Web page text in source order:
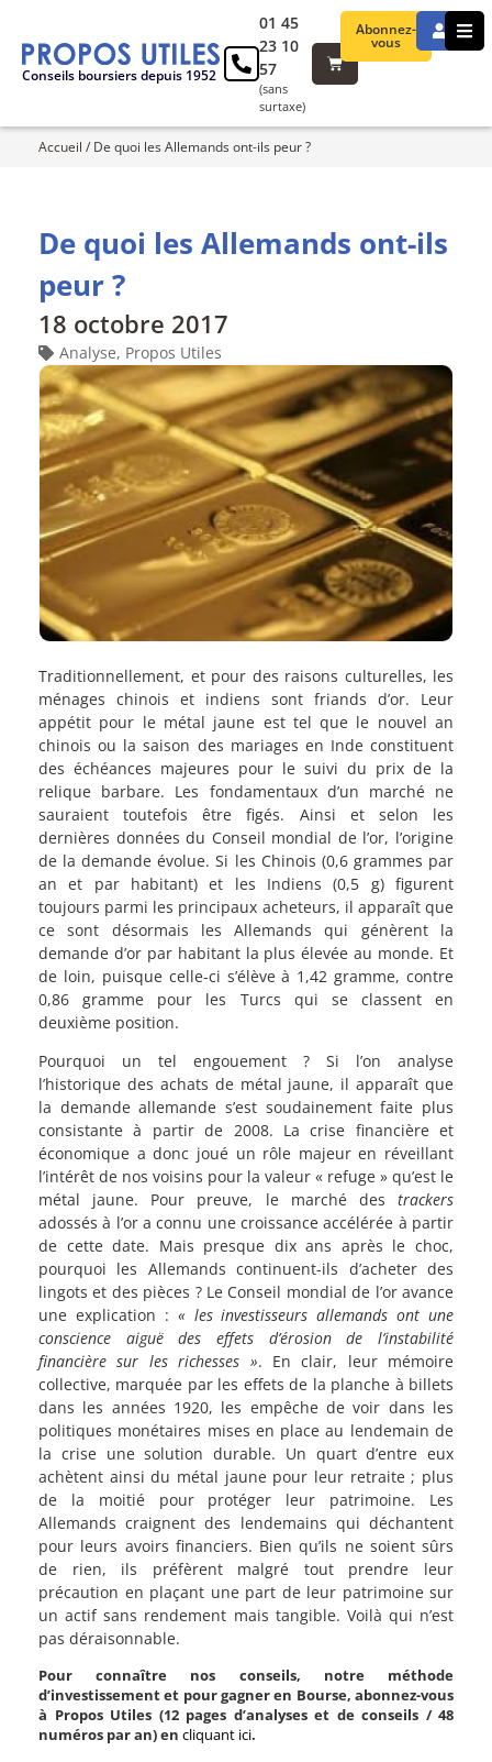
Conseils boursiers depuis 1952
Abonnez-
vous
01 45
23 10
57
(sans
surtaxe)
Accueil / De quoi les Allemands ont-ils peur ?
De quoi les Allemands ont-ils
peur ?
18 octobre 2017
Analyse, Propos Utiles
Traditionnellement, et pour des raisons culturelles, les
ménages chinois et indiens sont friands d’or. Leur
appétit pour le métal jaune est tel que le nouvel an
chinois ou la saison des mariages en Inde constituent
des échéances majeures pour le suivi du prix de la
relique barbare. Les fondamentaux d’un marché ne
sauraient toutefois être figés. Ainsi et selon les
dernières données du Conseil mondial de l’or, l’origine
de la demande évolue. Si les Chinois (0,6 grammes par
an et par habitant) et les Indiens (0,5 g) figurent
toujours parmi les principaux acheteurs, il apparaît que
ce sont désormais les Allemands qui génèrent la
demande d’or par habitant la plus élevée au monde. Et
de loin, puisque celle-ci s’élève à 1,42 gramme, contre
0,86 gramme pour les Turcs qui se classent en
deuxième position.
Pourquoi un tel engouement ? Si l’on analyse
l’historique des achats de métal jaune, il apparaît que
la demande allemande s’est soudainement faite plus
consistante à partir de 2008. La crise financière et
économique a donc joué un rôle majeur en réveillant
l’intérêt de nos voisins pour la valeur « refuge » qu’est le
métal jaune. Pour preuve, le marché des trackers
adossés à l’or a connu une croissance accélérée à partir
de cette date. Mais presque dix ans après le choc,
pourquoi les Allemands continuent-ils d’acheter des
lingots et des pièces ? Le Conseil mondial de l’or avance
une explication : « les investisseurs allemands ont une
conscience aiguë des effets d’érosion de l’instabilité
financière sur les richesses ». En clair, leur mémoire
collective, marquée par les effets de la planche à billets
dans les années 1920, les empêche de voir dans les
politiques monétaires mises en place au lendemain de
la crise une solution durable. Un quart d’entre eux
achètent ainsi du métal jaune pour leur retraite ; plus
de la moitié pour protéger leur patrimoine. Les
Allemands craignent des lendemains qui déchantent
pour leurs avoirs financiers. Bien qu’ils ne soient sûrs
de rien, ils préfèrent malgré tout prendre leur
précaution en plaçant une part de leur patrimoine sur
un actif sans rendement mais tangible. Voilà qui n’est
pas déraisonnable.
Pour connaître nos conseils, notre méthode
d’investissement et pour gagner en Bourse, abonnez-vous
à Propos Utiles (12 pages d’analyses et de conseils / 48
numéros par an) en cliquant ici.